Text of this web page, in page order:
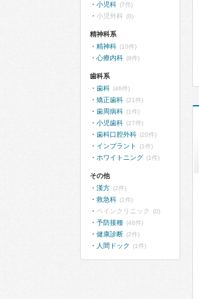
小児科 (7件)
小児外科 (0)
精神科系
精神科 (10件)
心療内科 (8件)
歯科系
歯科 (46件)
矯正歯科 (21件)
歯周病科 (1件)
小児歯科 (27件)
歯科口腔外科 (20件)
インプラント (1件)
ホワイトニング (1件)
その他
漢方 (2件)
救急科 (1件)
ペインクリニック (0)
予防接種 (46件)
健康診断 (2件)
人間ドック (1件)